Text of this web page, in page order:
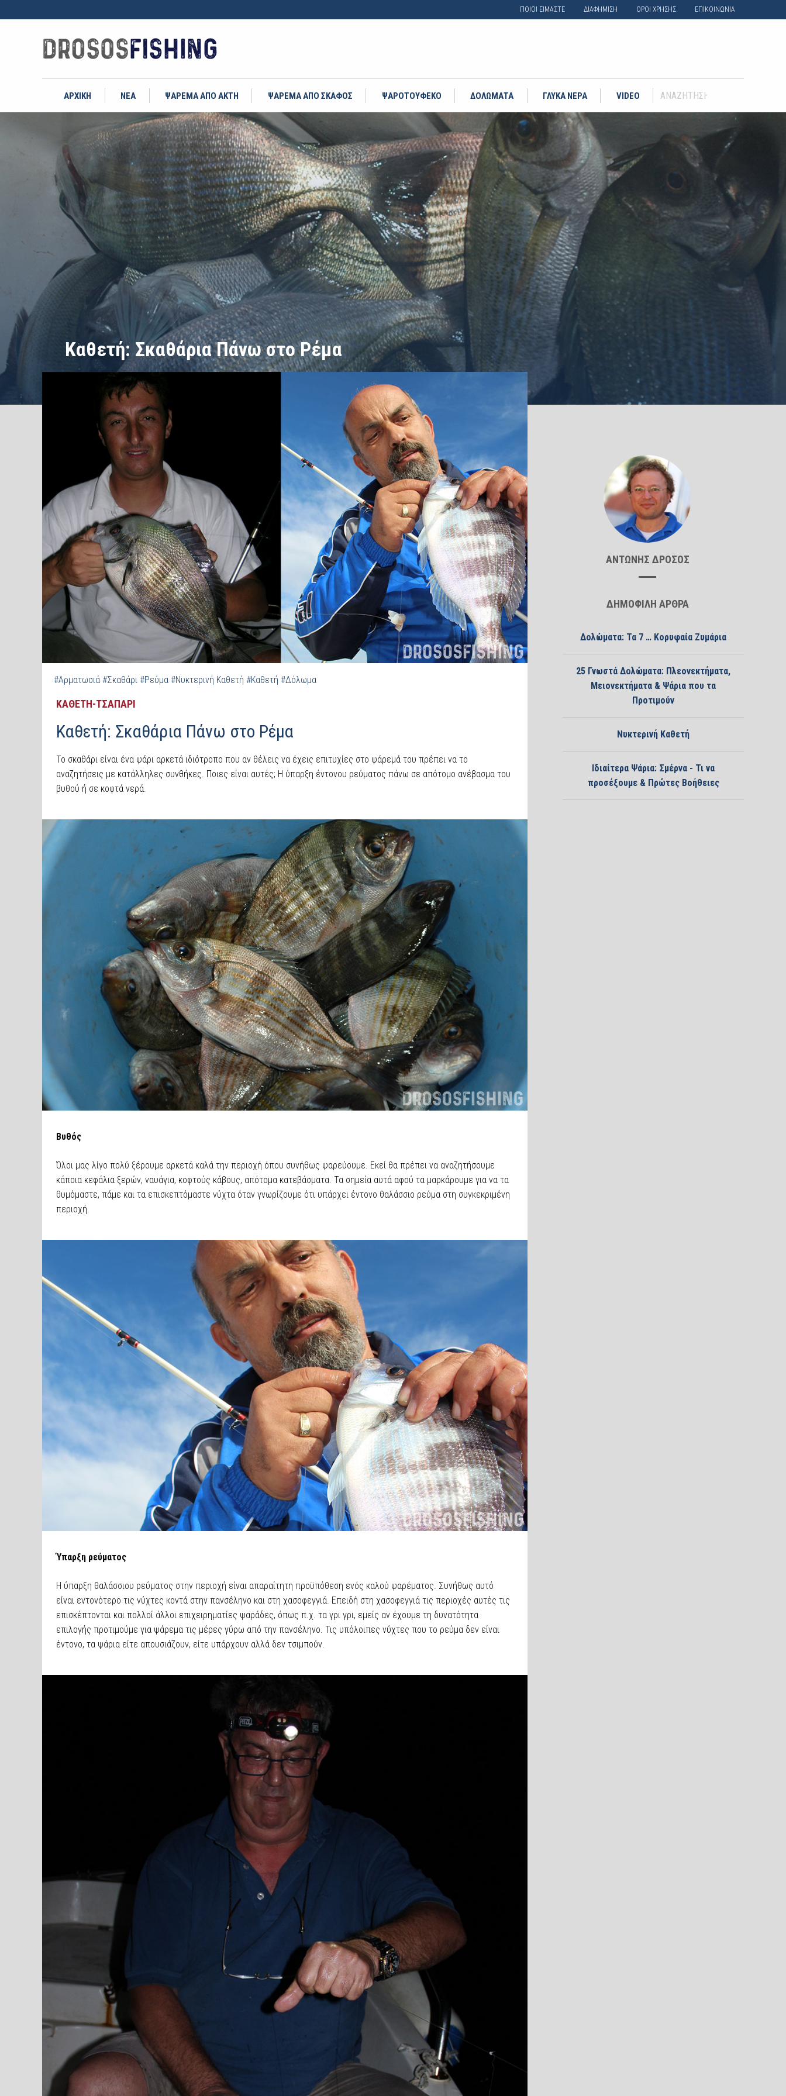
ΠΟΙΟΙ ΕΙΜΑΣΤΕ ΔΙΑΦΗΜΙΣΗ ΟΡΟΙ ΧΡΗΣΗΣ ΕΠΙΚΟΙΝΩΝΙΑ
ΑΡΧΙΚΗ ΝΕΑ ΨΑΡΕΜΑ ΑΠΟ ΑΚΤΗ ΨΑΡΕΜΑ ΑΠΟ ΣΚΑΦΟΣ ΨΑΡΟΤΟΥΦΕΚΟ ΔΟΛΩΜΑΤΑ ΓΛΥΚΑ ΝΕΡΑ VIDEO
Καθετή: Σκαθάρια Πάνω στο Ρέμα
Καθετή-Τσαπαρί/ Καθετή: Σκαθάρια Πάνω στο Ρέμα
#Αρματωσιά #Σκαθάρι #Ρεύμα #Νυκτερινή Καθετή #Καθετή #Δόλωμα
ΚΑΘΕΤΗ-ΤΣΑΠΑΡΙ
Καθετή: Σκαθάρια Πάνω στο Ρέμα
Το σκαθάρι είναι ένα ψάρι αρκετά ιδιότροπο που αν θέλεις να έχεις επιτυχίες στο ψάρεμά του πρέπει να το
αναζητήσεις με κατάλληλες συνθήκες. Ποιες είναι αυτές; Η ύπαρξη έντονου ρεύματος πάνω σε απότομο ανέβασμα του
βυθού ή σε κοφτά νερά.
Βυθός
Όλοι μας λίγο πολύ ξέρουμε αρκετά καλά την περιοχή όπου συνήθως ψαρεύουμε. Εκεί θα πρέπει να αναζητήσουμε
κάποια κεφάλια ξερών, ναυάγια, κοφτούς κάβους, απότομα κατεβάσματα. Τα σημεία αυτά αφού τα μαρκάρουμε για να τα
θυμόμαστε, πάμε και τα επισκεπτόμαστε νύχτα όταν γνωρίζουμε ότι υπάρχει έντονο θαλάσσιο ρεύμα στη συγκεκριμένη
περιοχή.
Ύπαρξη ρεύματος
Η ύπαρξη θαλάσσιου ρεύματος στην περιοχή είναι απαραίτητη προϋπόθεση ενός καλού ψαρέματος. Συνήθως αυτό
είναι εντονότερο τις νύχτες κοντά στην πανσέληνο και στη χασοφεγγιά. Επειδή στη χασοφεγγιά τις περιοχές αυτές τις
επισκέπτονται και πολλοί άλλοι επιχειρηματίες ψαράδες, όπως π.χ. τα γρι γρι, εμείς αν έχουμε τη δυνατότητα
επιλογής προτιμούμε για ψάρεμα τις μέρες γύρω από την πανσέληνο. Τις υπόλοιπες νύχτες που το ρεύμα δεν είναι
έντονο, τα ψάρια είτε απουσιάζουν, είτε υπάρχουν αλλά δεν τσιμπούν.
ΑΝΤΩΝΗΣ ΔΡΟΣΟΣ
ΔΗΜΟΦΙΛΗ ΑΡΘΡΑ
Δολώματα: Τα 7 … Κορυφαία Ζυμάρια
25 Γνωστά Δολώματα: Πλεονεκτήματα,
Μειονεκτήματα & Ψάρια που τα
Προτιμούν
Νυκτερινή Καθετή
Ιδιαίτερα Ψάρια: Σμέρνα - Τι να
προσέξουμε & Πρώτες Βοήθειες